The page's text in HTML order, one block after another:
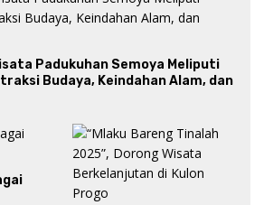
Padukuhan Semoya Meliputi
Budaya, Keindahan Alam, dan